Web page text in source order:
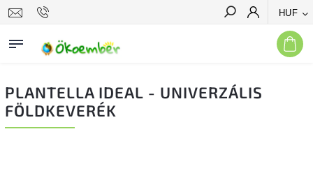
HUF
Keresés
PLANTELLA IDEAL - UNIVERZÁLIS
FÖLDKEVERÉK